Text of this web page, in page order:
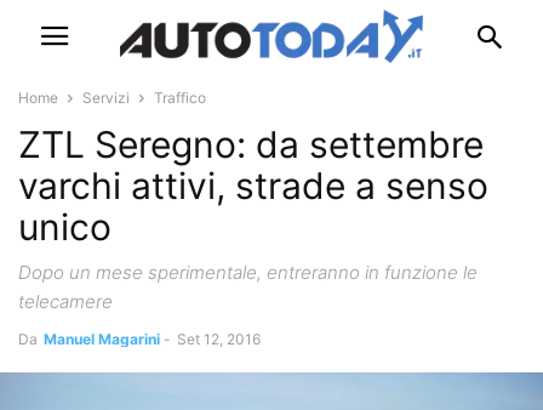
Home Servizi Traffico
ZTL Seregno: da settembre
varchi attivi, strade a senso
unico
Dopo un mese sperimentale, entreranno in funzione le
telecamere
Da Manuel Magarini - Set 12, 2016